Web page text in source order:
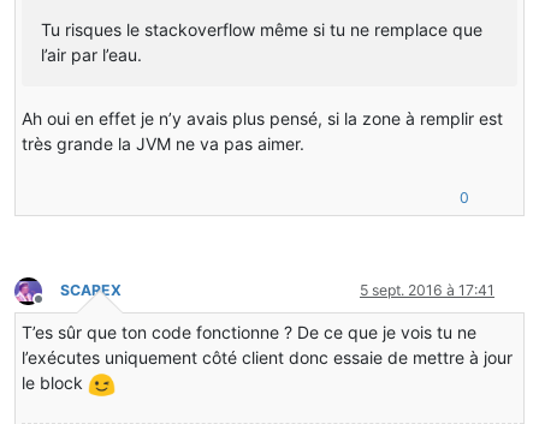
Tu risques le stackoverflow même si tu ne remplace que
l’air par l’eau.
Ah oui en effet je n’y avais plus pensé, si la zone à remplir est
très grande la JVM ne va pas aimer.
0
Hors-ligne
SCAREX 5 sept. 2016 à 17:41
T’es sûr que ton code fonctionne ? De ce que je vois tu ne
l’exécutes uniquement côté client donc essaie de mettre à jour
le block